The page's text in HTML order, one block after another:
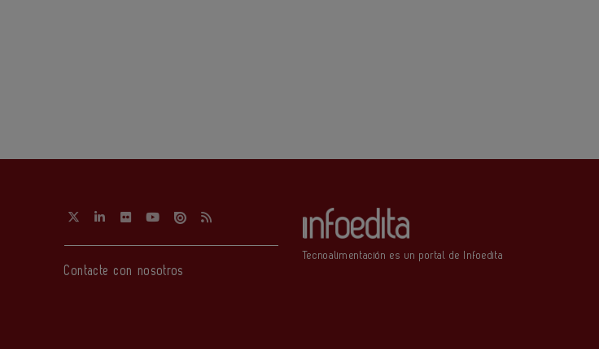
Contacte con nosotros
Tecnoalimentación es un portal de Infoedita